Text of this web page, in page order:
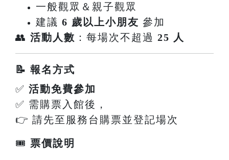
一般觀眾＆親子觀眾
建議 6 歲以上小朋友 參加
👥 活動人數 ：每場次不超過 25 人
📝 報名方式
✅ 活動免費參加
✅ 需購票入館後，
👉 請先至服務台購票並登記場次
🎟 票價說明